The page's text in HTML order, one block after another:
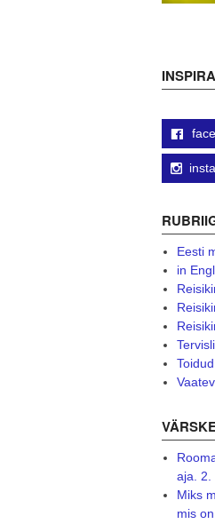
Eesti
in
aja. 2.
Miks
mis